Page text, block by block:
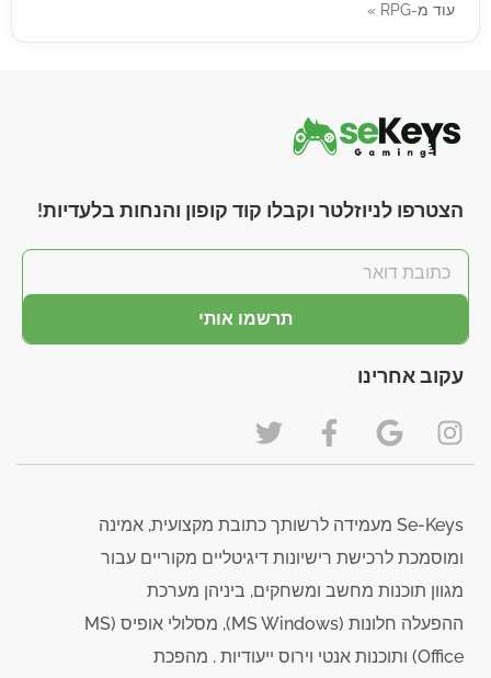
עוד מ-RPG »
הצטרפו לניוזלטר וקבלו קוד קופון והנחות בלעדיות!
תרשמו אותי
עקוב אחרינו
Se-Keys מעמידה לרשותך כתובת מקצועית, אמינה
ומוסמכת לרכישת רישיונות דיגיטליים מקוריים עבור
מגוון תוכנות מחשב ומשחקים, ביניהן מערכת
ההפעלה חלונות (MS Windows), מסלולי אופיס (MS
Office) ותוכנות אנטי וירוס ייעודיות . מהפכת